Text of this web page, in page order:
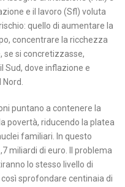
e il lavoro (Sfl) voluta
quello di aumentare la
concentrare la ricchezza
se si concretizzasse,
Sud, dove inflazione e
puntano a contenere la
povertà, riducendo la platea
familiari. In questo
miliardi di euro. Il problema
lo stesso livello di
sprofondare centinaia di